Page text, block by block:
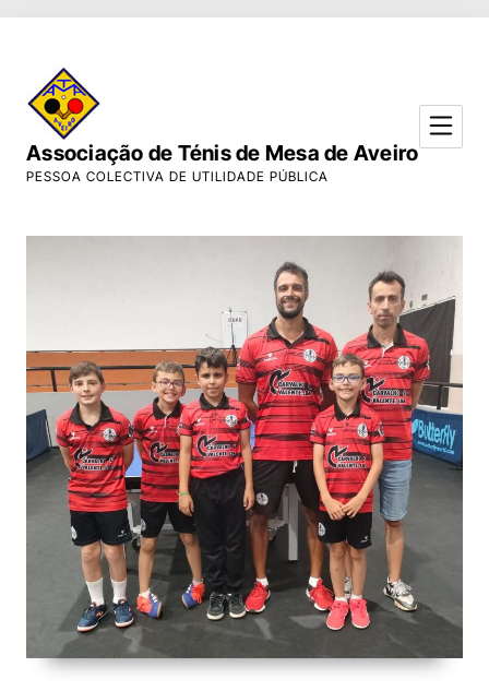
Associação de Ténis de Mesa de Aveiro
PESSOA COLECTIVA DE UTILIDADE PÚBLICA